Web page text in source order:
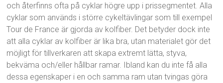
och återfinns ofta på cyklar högre upp i prissegmentet. Alla
cyklar som används i större cykeltävlingar som till exempel
Tour de France är gjorda av kolfiber. Det betyder dock inte
att alla cyklar av kolfiber är lika bra, utan materialet gör det
möjligt för tillverkaren att skapa extremt lätta, styva,
bekväma och/eller hållbar ramar. Ibland kan du inte få alla
dessa egenskaper i en och samma ram utan tvingas göra